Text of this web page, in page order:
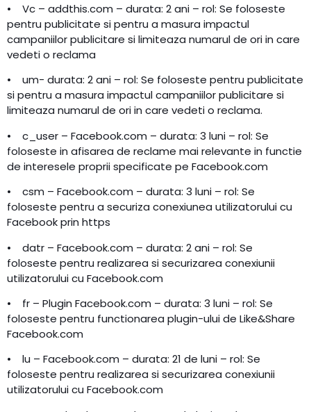
• Vc – addthis.com – durata: 2 ani – rol: Se foloseste
pentru publicitate si pentru a masura impactul
campaniilor publicitare si limiteaza numarul de ori in care
vedeti o reclama
• um- durata: 2 ani – rol: Se foloseste pentru publicitate
si pentru a masura impactul campaniilor publicitare si
limiteaza numarul de ori in care vedeti o reclama.
• c_user – Facebook.com – durata: 3 luni – rol: Se
foloseste in afisarea de reclame mai relevante in functie
de interesele proprii specificate pe Facebook.com
• csm – Facebook.com – durata: 3 luni – rol: Se
foloseste pentru a securiza conexiunea utilizatorului cu
Facebook prin https
• datr – Facebook.com – durata: 2 ani – rol: Se
foloseste pentru realizarea si securizarea conexiunii
utilizatorului cu Facebook.com
• fr – Plugin Facebook.com – durata: 3 luni – rol: Se
foloseste pentru functionarea plugin-ului de Like&Share
Facebook.com
• lu – Facebook.com – durata: 21 de luni – rol: Se
foloseste pentru realizarea si securizarea conexiunii
utilizatorului cu Facebook.com